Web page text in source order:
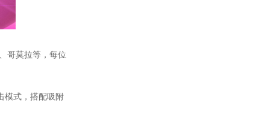
哥莫拉等，每位
模式，搭配吸附